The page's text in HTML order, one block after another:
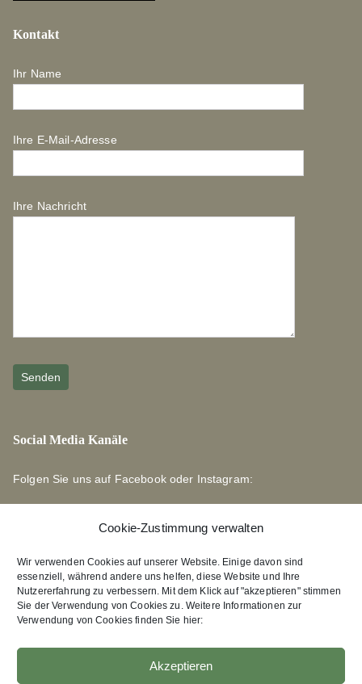
Cookie-Zustimmung verwalten
Wir verwenden Cookies auf unserer Website. Einige davon sind
essenziell, während andere uns helfen, diese Website und Ihre
Nutzererfahrung zu verbessern. Mit dem Klick auf "akzeptieren" stimmen
Sie der Verwendung von Cookies zu. Weitere Informationen zur
Verwendung von Cookies finden Sie hier:
Akzeptieren
Kontakt
Ihr Name
Ihre E-Mail-Adresse
Ihre Nachricht
Social Media Kanäle
Folgen Sie uns auf Facebook oder Instagram:
Links zu unseren Partnerverlagen
Edition Bärenklau